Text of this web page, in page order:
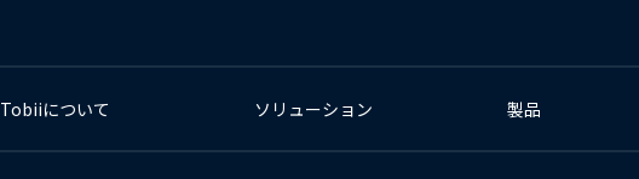
Tobiiについて ソリューション 製品